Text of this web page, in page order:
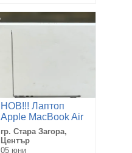
НОВ!!! Лаптоп
Apple MacBook Air
13", 8-ядрен
процесор с чип
Apple M3, 256GB,
гр. Стара Загора,
Център
05 юни